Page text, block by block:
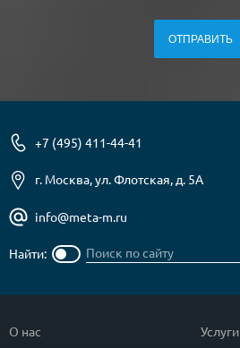
+7 (495) 411-44-41
г. Москва, ул. Флотская, д. 5А
info@meta-m.ru
Найти:
О нас
Услуги